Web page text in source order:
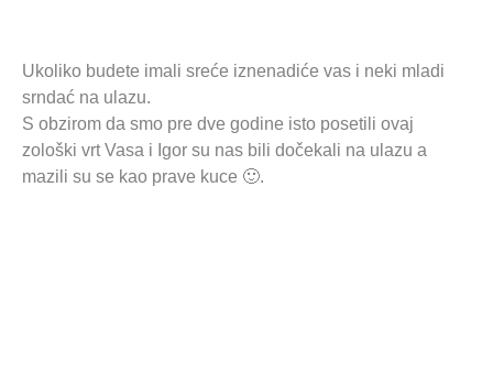
Ukoliko budete imali sreće iznenadiće vas i neki mladi
srndać na ulazu.
S obzirom da smo pre dve godine isto posetili ovaj
zološki vrt Vasa i Igor su nas bili dočekali na ulazu a
mazili su se kao prave kuce 🙂.